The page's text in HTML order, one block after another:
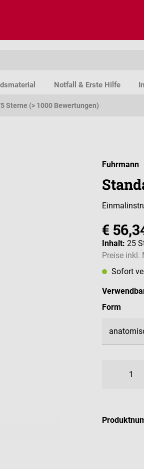
Notfall & Erste Hilfe
Sterne (> 1000 Bewertungen)
Fuhrmann
€
Inhalt:25
Preise inkl.
Sofort
Form